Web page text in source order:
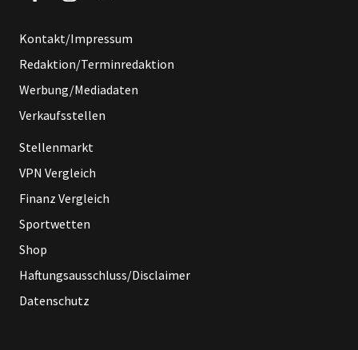
Kontakt/Impressum
Redaktion/Terminredaktion
Werbung/Mediadaten
Verkaufsstellen
Stellenmarkt
VPN Vergleich
Finanz Vergleich
Sportwetten
Shop
Haftungsausschluss/Disclaimer
Datenschutz